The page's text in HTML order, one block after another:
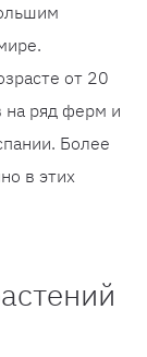
от 20
на ряд ферм и
Более
в этих